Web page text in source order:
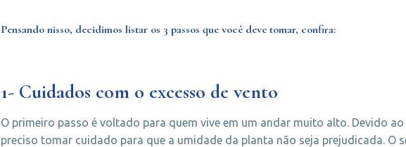
Pensando nisso, decidimos listar os 3 passos que você deve tomar, confira:
1- Cuidados com o excesso de vento
O primeiro passo é voltado para quem vive em um andar muito alto. Devido
preciso tomar cuidado para que a umidade da planta não seja prejudicada. O